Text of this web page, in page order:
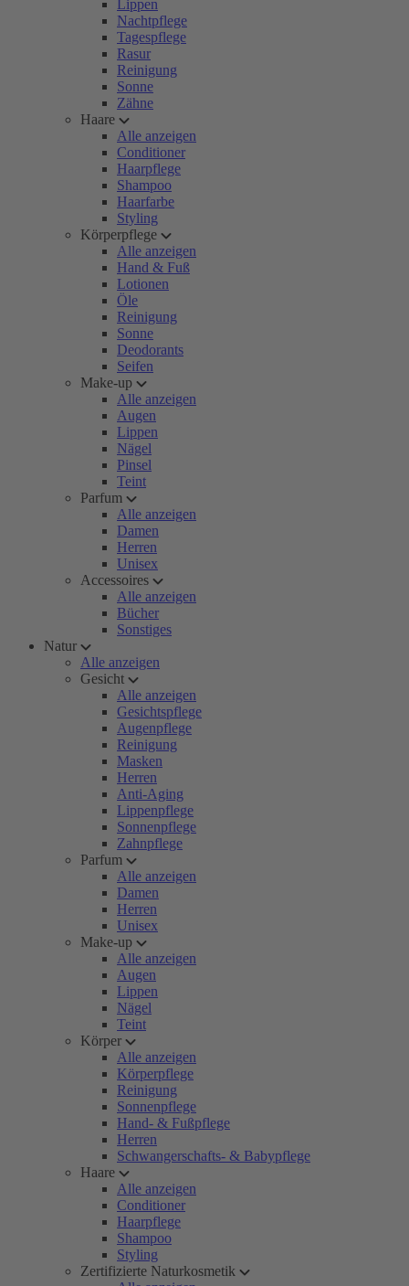
Lippen
Nachtpflege
Tagespflege
Rasur
Reinigung
Sonne
Zähne
Haare
Alle anzeigen
Conditioner
Haarpflege
Shampoo
Haarfarbe
Styling
Körperpflege
Alle anzeigen
Hand & Fuß
Lotionen
Öle
Reinigung
Sonne
Deodorants
Seifen
Make-up
Alle anzeigen
Augen
Lippen
Nägel
Pinsel
Teint
Parfum
Alle anzeigen
Damen
Herren
Unisex
Accessoires
Alle anzeigen
Bücher
Sonstiges
Natur
Alle anzeigen
Gesicht
Alle anzeigen
Gesichtspflege
Augenpflege
Reinigung
Masken
Herren
Anti-Aging
Lippenpflege
Sonnenpflege
Zahnpflege
Parfum
Alle anzeigen
Damen
Herren
Unisex
Make-up
Alle anzeigen
Augen
Lippen
Nägel
Teint
Körper
Alle anzeigen
Körperpflege
Reinigung
Sonnenpflege
Hand- & Fußpflege
Herren
Schwangerschafts- & Babypflege
Haare
Alle anzeigen
Conditioner
Haarpflege
Shampoo
Styling
Zertifizierte Naturkosmetik